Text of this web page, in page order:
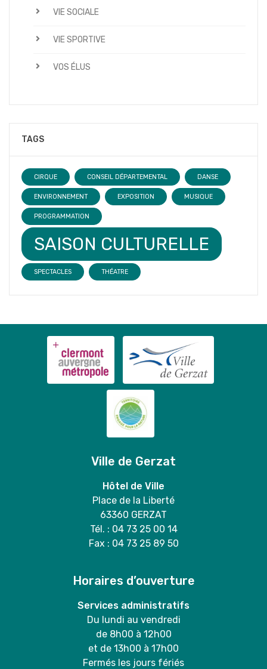
VIE SOCIALE
VIE SPORTIVE
VOS ÉLUS
TAGS
CIRQUE CONSEIL DÉPARTEMENTAL DANSE
ENVIRONNEMENT EXPOSITION MUSIQUE
PROGRAMMATION
SAISON CULTURELLE
SPECTACLES THÉATRE
Ville de Gerzat
Hôtel de Ville
Place de la Liberté
63360 GERZAT
Tél. : 04 73 25 00 14
Fax : 04 73 25 89 50
Horaires d’ouverture
Services administratifs
Du lundi au vendredi
de 8h00 à 12h00
et de 13h00 à 17h00
Fermés les jours fériés